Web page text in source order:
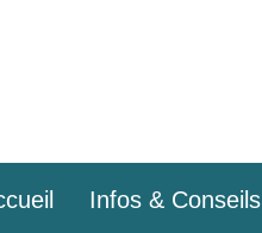
Infos & Conseils